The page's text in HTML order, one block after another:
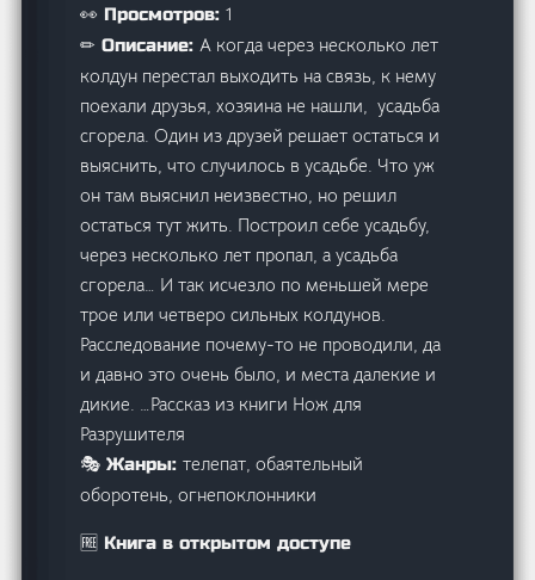
👀 Просмотров:1
✏ Описание:А когда через несколько лет
колдун перестал выходить на связь, к нему
поехали друзья, хозяина не нашли, усадьба
сгорела. Один из друзей решает остаться и
выяснить, что случилось в усадьбе. Что уж
он там выяснил неизвестно, но решил
остаться тут жить. Построил себе усадьбу,
через несколько лет пропал, а усадьба
сгорела… И так исчезло по меньшей мере
трое или четверо сильных колдунов.
Расследование почему-то не проводили, да
и давно это очень было, и места далекие и
дикие. …Рассказ из книги Нож для
Разрушителя
🎭 Жанры:телепат, обаятельный
оборотень, огнепоклонники
🆓 Книга в открытом доступе